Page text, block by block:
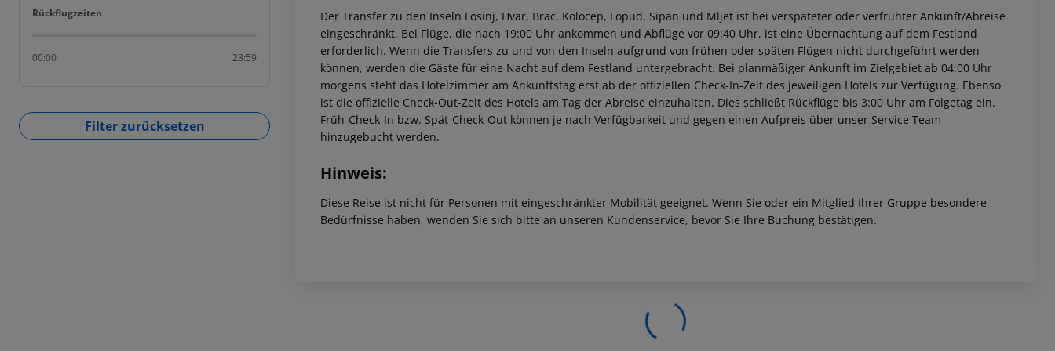
Rückflugzeiten
Rückflugzeiten
00:00 23:59
Filter zurücksetzen
Der Transfer zu den Inseln Losinj, Hvar, Brac, Kolocep, Lopud, Sipan und Mljet ist bei verspäteter oder verfrühter Ankunft/Abreise
eingeschränkt. Bei Flüge, die nach 19:00 Uhr ankommen und Abflüge vor 09:40 Uhr, ist eine Übernachtung auf dem Festland
erforderlich. Wenn die Transfers zu und von den Inseln aufgrund von frühen oder späten Flügen nicht durchgeführt werden
können, werden die Gäste für eine Nacht auf dem Festland untergebracht. Bei planmäßiger Ankunft im Zielgebiet ab 04:00 Uhr
morgens steht das Hotelzimmer am Ankunftstag erst ab der offiziellen Check-In-Zeit des jeweiligen Hotels zur Verfügung. Ebenso
ist die offizielle Check-Out-Zeit des Hotels am Tag der Abreise einzuhalten. Dies schließt Rückflüge bis 3:00 Uhr am Folgetag ein.
Früh-Check-In bzw. Spät-Check-Out können je nach Verfügbarkeit und gegen einen Aufpreis über unser Service Team
hinzugebucht werden.
Hinweis:
Diese Reise ist nicht für Personen mit eingeschränkter Mobilität geeignet. Wenn Sie oder ein Mitglied Ihrer Gruppe besondere
Bedürfnisse haben, wenden Sie sich bitte an unseren Kundenservice, bevor Sie Ihre Buchung bestätigen.